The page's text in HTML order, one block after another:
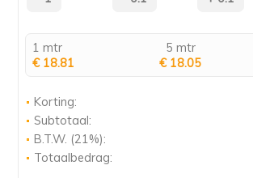
1 mtr
€ 18.81
5 mtr
€ 18.05
Korting:
Subtotaal:
B.T.W. (21%):
Totaalbedrag: